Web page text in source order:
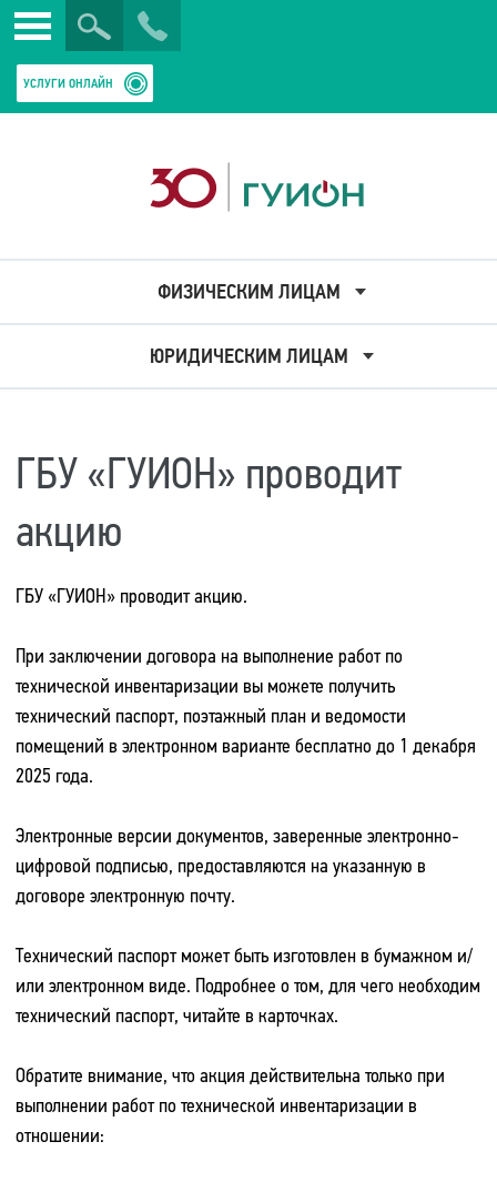
Закрыть
Искать
УСЛУГИ ОНЛАЙН
ФИЗИЧЕСКИМ ЛИЦАМ
ЮРИДИЧЕСКИМ ЛИЦАМ
ГБУ «ГУИОН» проводит
акцию
ГБУ «ГУИОН» проводит акцию.
При заключении договора на выполнение работ по
технической инвентаризации вы можете получить
технический паспорт, поэтажный план и ведомости
помещений в электронном варианте бесплатно до 1 декабря
2025 года.
Электронные версии документов, заверенные электронно-
цифровой подписью, предоставляются на указанную в
договоре электронную почту.
Технический паспорт может быть изготовлен в бумажном и/
или электронном виде. Подробнее о том, для чего необходим
технический паспорт, читайте в карточках.
Обратите внимание, что акция действительна только при
выполнении работ по технической инвентаризации в
отношении: